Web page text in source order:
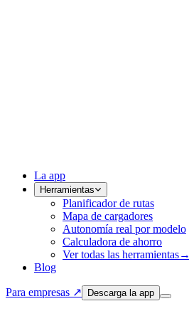
La app
Herramientas
Planificador de rutas
Mapa de cargadores
Autonomía real por modelo
Calculadora de ahorro
Ver todas las herramientas→
Blog
Para empresas ↗ Descarga la app